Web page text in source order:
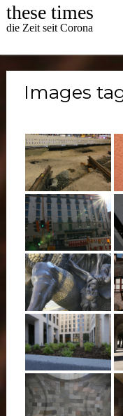
Skip
tothese times
die Zeit seit Corona
Images